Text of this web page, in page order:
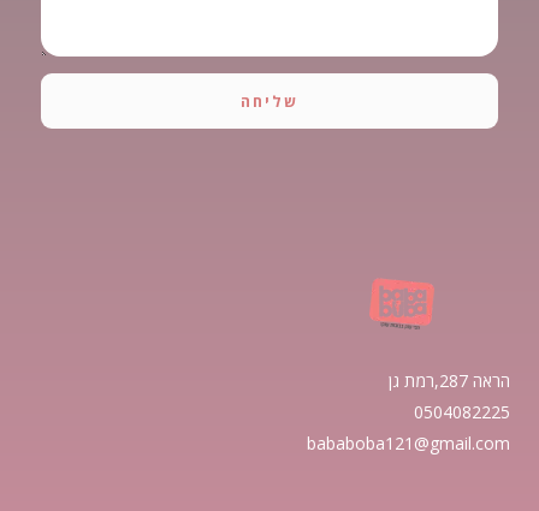
שליחה
הראה 287,רמת גן
0504082225
bababoba121@gmail.com